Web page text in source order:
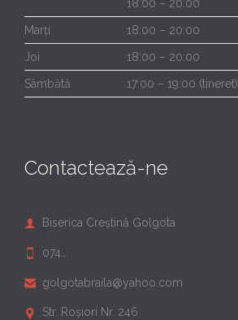
18:00 – 20:00
Marți 18:00 – 20:00
Joi 18:00 – 20:00
Sâmbătă 17:00 – 19:00 (tineret)
Contactează-ne
 Biserica Creștină Golgota
074...
 golgotabraila@yahoo.com
 Str. Roșiori Nr. 246